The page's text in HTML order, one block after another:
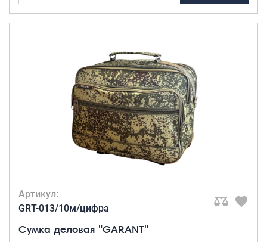
Артикул:
GRT-013/10м/цифра
Сумка деловая "GARANT"